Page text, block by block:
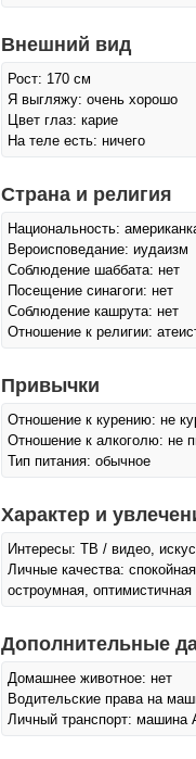
Внешний вид
Рост: 170 см
Я выгляжу: очень хорошо
Цвет глаз: карие
На теле есть: ничего
Страна и религия
Национальность:
Вероисповедание: иудаизм
Соблюдение шаббата: нет
Посещение синагоги: нет
Соблюдение кашрута: нет
Отношение к религии:
Привычки
Отношение к курению: не
Отношение к алкоголю: не
Тип питания: обычное
Характер и
Интересы: ТВ / видео,
Личные качества:
остроумная, оптимистичная
Дополнительные
Домашнее животное: нет
Водительские права на
Личный транспорт: машина